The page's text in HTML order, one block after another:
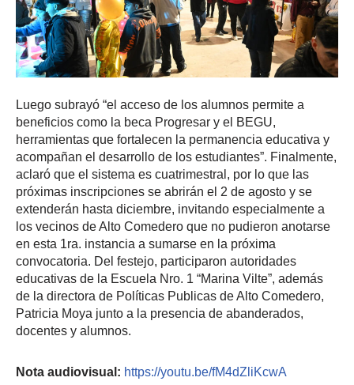
Luego subrayó “el acceso de los alumnos permite a
beneficios como la beca Progresar y el BEGU,
herramientas que fortalecen la permanencia educativa y
acompañan el desarrollo de los estudiantes”. Finalmente,
aclaró que el sistema es cuatrimestral, por lo que las
próximas inscripciones se abrirán el 2 de agosto y se
extenderán hasta diciembre, invitando especialmente a
los vecinos de Alto Comedero que no pudieron anotarse
en esta 1ra. instancia a sumarse en la próxima
convocatoria. Del festejo, participaron autoridades
educativas de la Escuela Nro. 1 “Marina Vilte”, además
de la directora de Políticas Publicas de Alto Comedero,
Patricia Moya junto a la presencia de abanderados,
docentes y alumnos.
Nota audiovisual: https://youtu.be/fM4dZliKcwA